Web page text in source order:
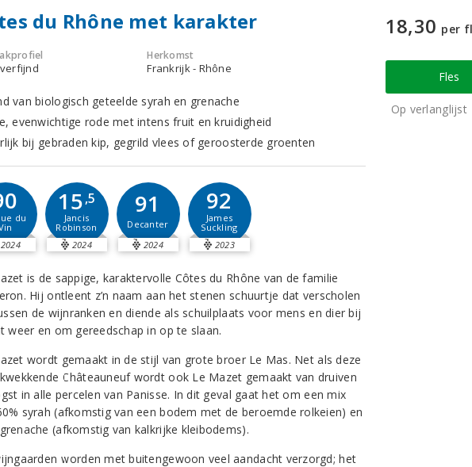
du Rhône met karakter
Herkomst
Frankrijk - Rhône
van biologisch geteelde syrah en grenache
evenwichtige rode met intens fruit en kruidigheid
bij gebraden kip, gegrild vlees of geroosterde groenten
du
2024
15,5
Jancis
Robinson
2024
91
Decanter
2024
92
James
Suckling
2023
is de sappige, karaktervolle Côtes du Rhône van de familie
Hij ontleent z’n naam aan het stenen schuurtje dat verscholen
de wijnranken en diende als schuilplaats voor mens en dier bij
weer en om gereedschap in op te slaan.
wordt gemaakt in de stijl van grote broer Le Mas. Net als deze
Châteauneuf wordt ook Le Mazet gemaakt van druiven
in alle percelen van Panisse. In dit geval gaat het om een mix
syrah (afkomstig van een bodem met de beroemde rolkeien) en
(afkomstig van kalkrijke kleibodems).
worden met buitengewoon veel aandacht verzorgd; het
18,30 per
Fles
Op verlanglijst